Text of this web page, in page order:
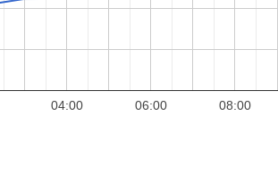
04:00 06:00 08:00